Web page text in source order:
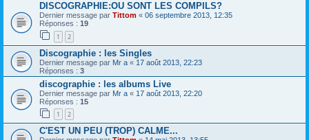
DISCOGRAPHIE:OU SONT LES COMPILS?
Dernier message par Tittom « 06 septembre 2013, 12:35
Réponses : 19
1 2
Discographie : les Singles
Dernier message par Mr a « 17 août 2013, 22:23
Réponses : 3
discographie : les albums Live
Dernier message par Mr a « 17 août 2013, 22:20
Réponses : 15
1 2
C'EST UN PEU (TROP) CALME...